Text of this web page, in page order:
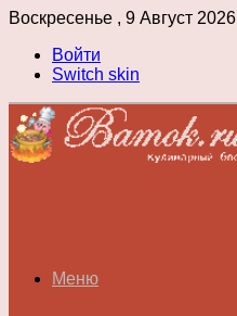
Воскресенье , 9 Август 2026
Войти
Switch skin
Меню